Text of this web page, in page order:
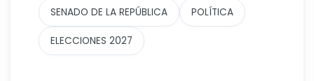
SENADO DE LA REPÚBLICA POLÍTICA
ELECCIONES 2027